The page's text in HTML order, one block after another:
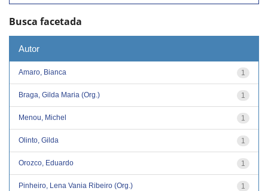
Busca facetada
Autor
1
Amaro, Bianca
1
Braga, Gilda Maria (Org.)
1
Menou, Michel
1
Olinto, Gilda
1
Orozco, Eduardo
1
Pinheiro, Lena Vania Ribeiro (Org.)